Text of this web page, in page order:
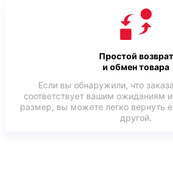
Простой возврат
и обмен товара
Если вы обнаружили, что
соответствует вашим ожиданиям
размер, вы можете легко вернуть
другой.